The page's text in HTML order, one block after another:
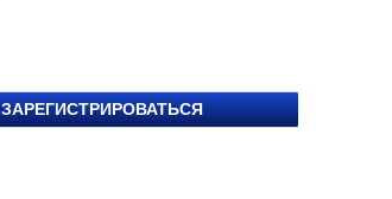
ЗАРЕГИСТРИРОВАТЬСЯ